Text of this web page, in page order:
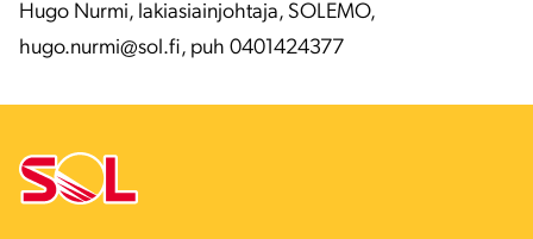
Hugo Nurmi, lakiasiainjohtaja, SOLEMO,
hugo.nurmi@sol.fi, puh 0401424377